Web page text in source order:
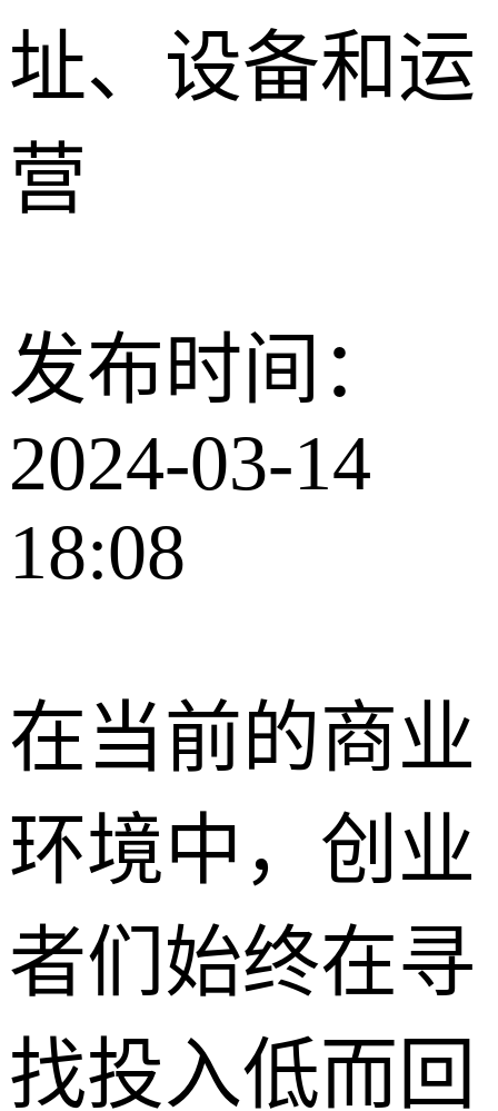
址、设备和运
营
发布时间：
2024-03-14
18:08
在当前的商业
环境中，创业
者们始终在寻
找投入低而回